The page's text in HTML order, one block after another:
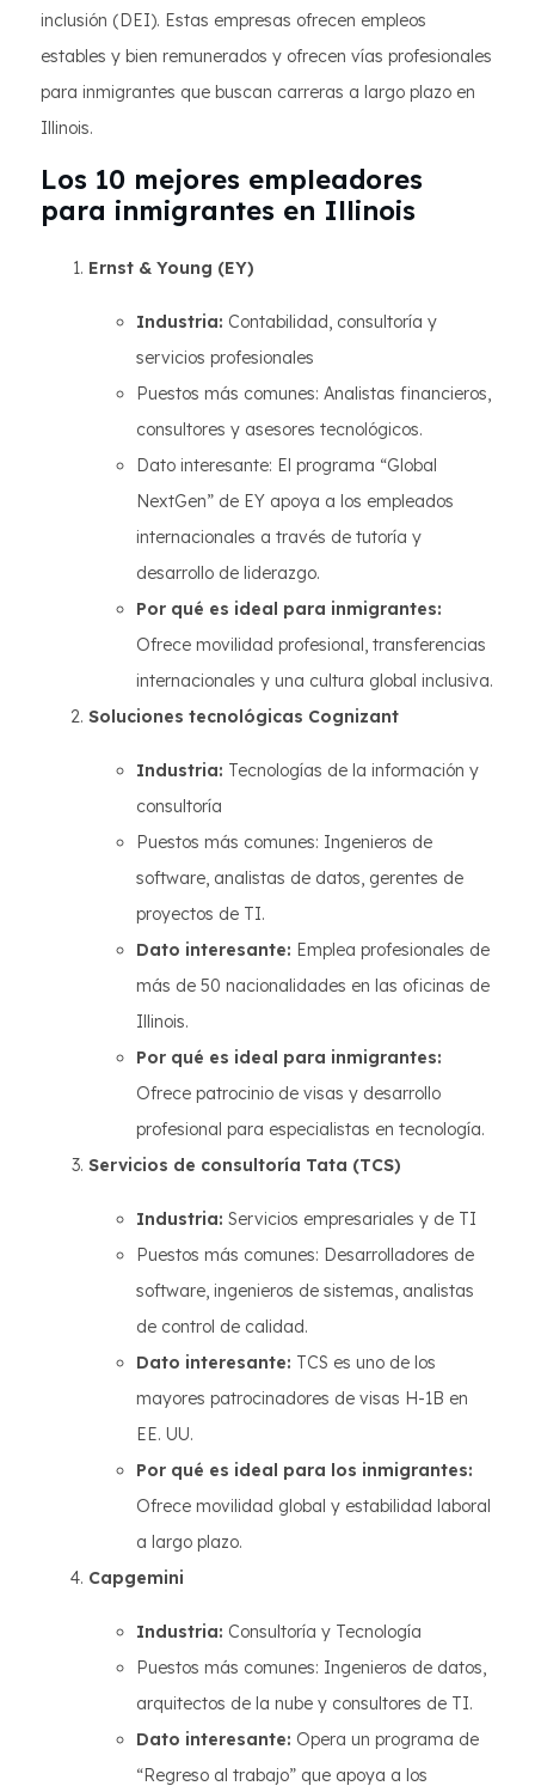
inclusión (DEI). Estas empresas ofrecen empleos
estables y bien remunerados y ofrecen vías profesionales
para inmigrantes que buscan carreras a largo plazo en
Illinois.
Los 10 mejores empleadores
para inmigrantes en Illinois
Ernst & Young (EY)
Industria: Contabilidad, consultoría y
servicios profesionales
Puestos más comunes: Analistas financieros,
consultores y asesores tecnológicos.
Dato interesante: El programa “Global
NextGen” de EY apoya a los empleados
internacionales a través de tutoría y
desarrollo de liderazgo.
Por qué es ideal para inmigrantes:
Ofrece movilidad profesional, transferencias
internacionales y una cultura global inclusiva.
Soluciones tecnológicas Cognizant
Industria: Tecnologías de la información y
consultoría
Puestos más comunes: Ingenieros de
software, analistas de datos, gerentes de
proyectos de TI.
Dato interesante: Emplea profesionales de
más de 50 nacionalidades en las oficinas de
Illinois.
Por qué es ideal para inmigrantes:
Ofrece patrocinio de visas y desarrollo
profesional para especialistas en tecnología.
Servicios de consultoría Tata (TCS)
Industria: Servicios empresariales y de TI
Puestos más comunes: Desarrolladores de
software, ingenieros de sistemas, analistas
de control de calidad.
Dato interesante: TCS es uno de los
mayores patrocinadores de visas H-1B en
EE. UU.
Por qué es ideal para los inmigrantes:
Ofrece movilidad global y estabilidad laboral
a largo plazo.
Capgemini
Industria: Consultoría y Tecnología
Puestos más comunes: Ingenieros de datos,
arquitectos de la nube y consultores de TI.
Dato interesante: Opera un programa de
“Regreso al trabajo” que apoya a los